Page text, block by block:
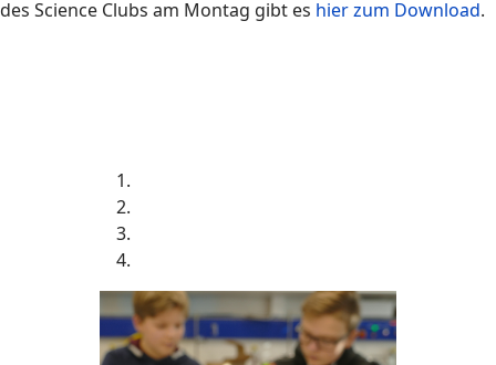
des Science Clubs am Montag gibt es hier zum Download.